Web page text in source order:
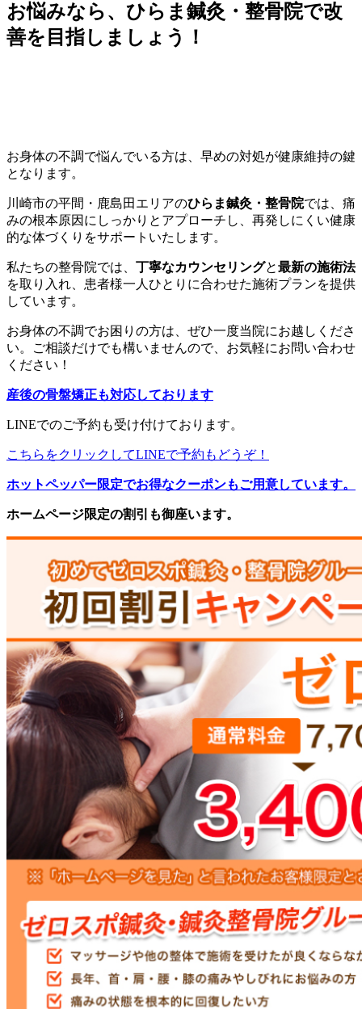
お悩みなら、ひらま鍼灸・整骨院で改
善を目指しましょう！
お身体の不調で悩んでいる方は、早めの対処が健康維持の鍵
となります。
川崎市の平間・鹿島田エリアのひらま鍼灸・整骨院では、痛
みの根本原因にしっかりとアプローチし、再発しにくい健康
的な体づくりをサポートいたします。
私たちの整骨院では、 丁寧なカウンセリングと最新の施術法
を取り入れ、患者様一人ひとりに合わせた施術プランを提供
しています。
お身体の不調でお困りの方は、ぜひ一度当院にお越しくださ
い。ご相談だけでも構いませんので、お気軽にお問い合わせ
ください！
産後の骨盤矯正も対応しております
LINEでのご予約も受け付けております。
こちらをクリックしてLINEで予約もどうぞ！
ホットペッパー限定でお得なクーポンもご用意しています。
ホームページ限定の割引も御座います。